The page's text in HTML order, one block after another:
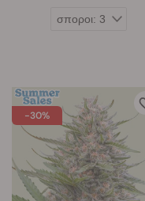
-30%